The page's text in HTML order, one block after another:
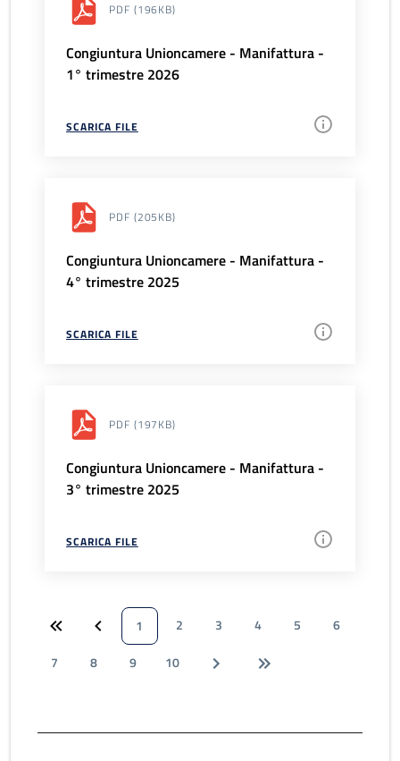
PDF (196KB)
Congiuntura Unioncamere - Manifattura -
1° trimestre 2026
SCARICA FILE
PDF (205KB)
Congiuntura Unioncamere - Manifattura -
4° trimestre 2025
SCARICA FILE
PDF (197KB)
Congiuntura Unioncamere - Manifattura -
3° trimestre 2025
SCARICA FILE
1 2 3 4 5
6
7
8 9 10